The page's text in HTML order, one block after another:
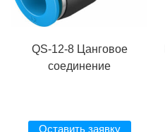
QS-12-8 Цанговое
соединение
Оставить заявку